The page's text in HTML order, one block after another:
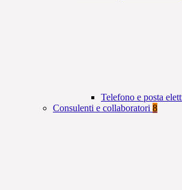
Telefono e posta
Consulenti e collaboratori 8